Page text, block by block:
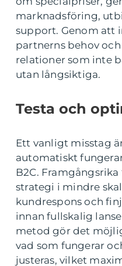
marknadsföring,
support. Genom att
partnerns behov
relationer som inte
utan långsiktiga.
Testa och
Ett vanligt misstag
automatiskt
B2C.
strategi i mindre
kundrespons och
innan fullskalig
metod gör det
vad som fungerar
justeras, vilket